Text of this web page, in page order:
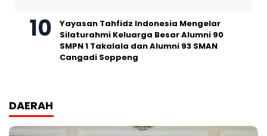
Yayasan Tahfidz Indonesia Mengelar
Silaturahmi Keluarga Besar Alumni 90
SMPN 1 Takalala dan Alumni 93 SMAN
Cangadi Soppeng
DAERAH